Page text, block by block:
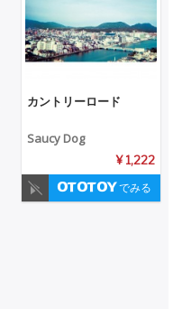
カントリーロード
Saucy Dog
¥ 1,222
でみる